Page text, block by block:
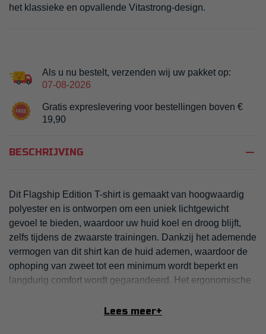
het klassieke en opvallende Vitastrong-design.
Als u nu bestelt, verzenden wij uw pakket op:
07-08-2026
Gratis expreslevering voor bestellingen boven €
19,90
BESCHRIJVING remove
Dit Flagship Edition T-shirt is gemaakt van hoogwaardig
polyester en is ontworpen om een uniek lichtgewicht
gevoel te bieden, waardoor uw huid koel en droog blijft,
zelfs tijdens de zwaarste trainingen. Dankzij het ademende
vermogen van dit shirt kan de huid ademen, waardoor de
ophoping van zweet tot een minimum wordt beperkt en
langdurig comfort wordt gegarandeerd. Het ergonomische
bewegingen zonder beperkingen.
Lees meer+